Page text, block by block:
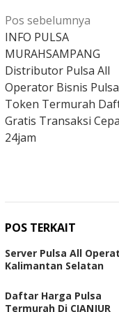
Navigasi
pos
Pos sebelumnya
INFO PULSA
MURAHSAMPANG
Distributor Pulsa All
Operator Bisnis
Token Termurah
Gratis Transaksi
24jam
POS TERKAIT
Server Pulsa All
Kalimantan Selatan
Daftar Harga Pulsa
Termurah Di CIANJUR